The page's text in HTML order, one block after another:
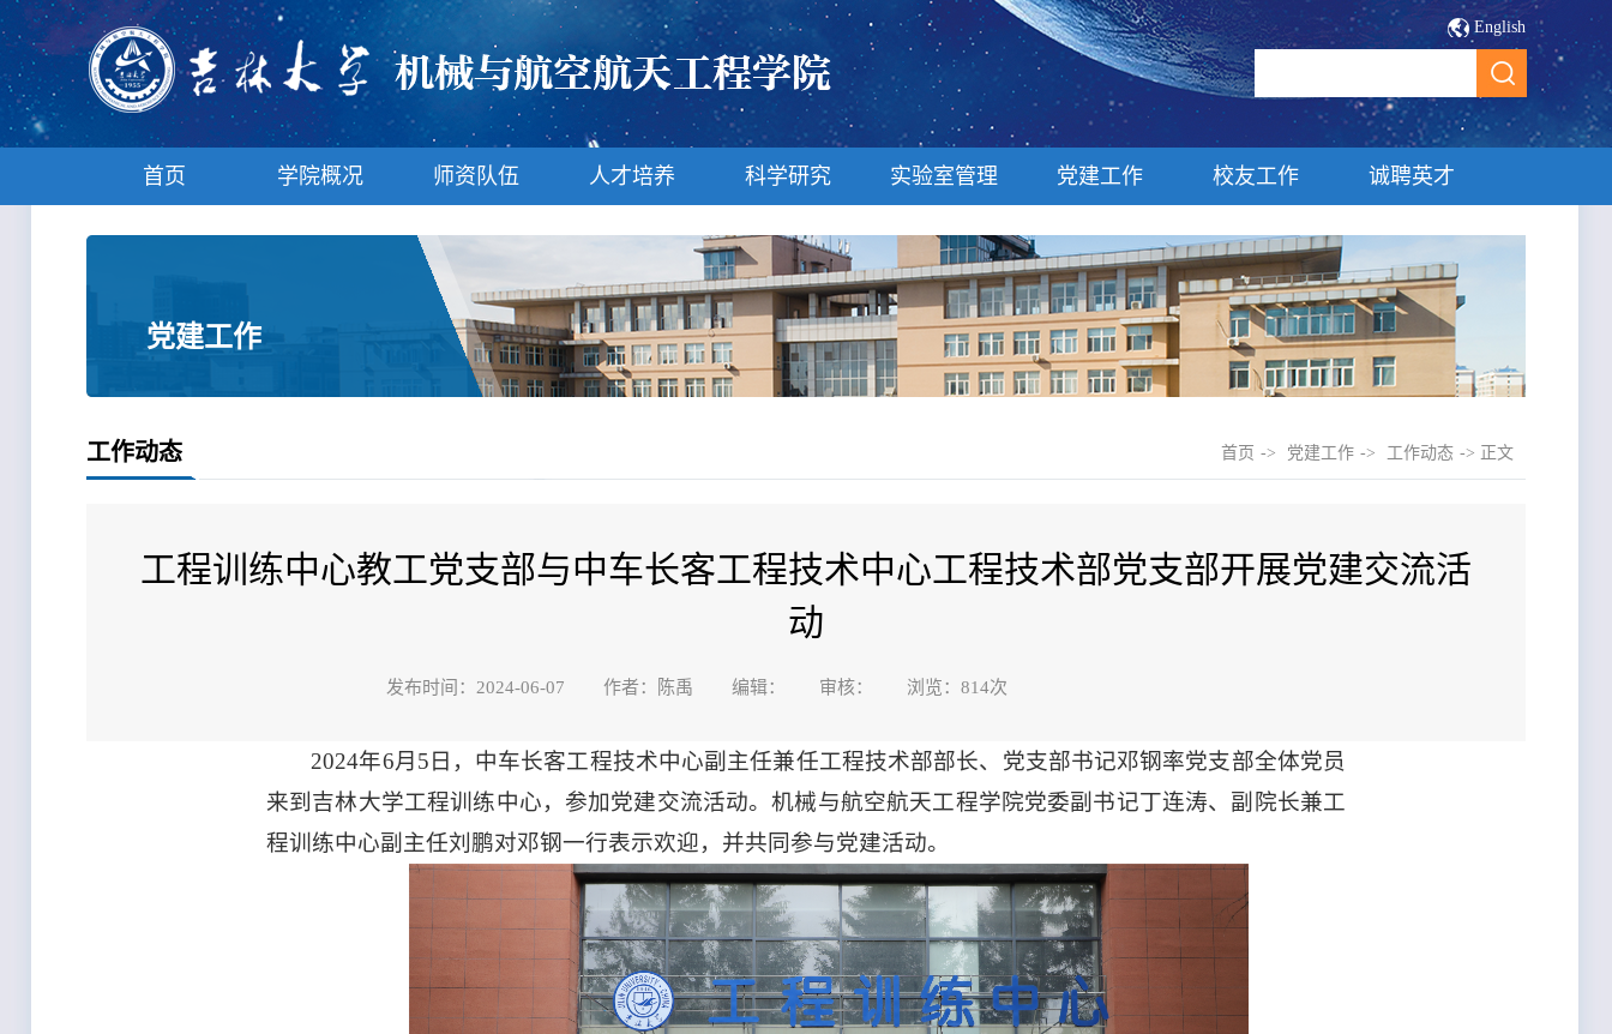
English
首页 学院概况 师资队伍 人才培养 科学研究 实验室管理 党建工作 校友工作 诚聘英才
党建工作
工作动态 首页 -> 党建工作 -> 工作动态 -> 正文
工程训练中心教工党支部与中车长客工程技术中心工程技术部党支部开展党建交流活
动
发布时间：2024-06-07 作者：陈禹 编辑： 审核： 浏览： 814次
2024年6月5日，中车长客工程技术中心副主任兼任工程技术部部长、党支部书记邓钢率党支部全体党员
来到吉林大学工程训练中心，参加党建交流活动。机械与航空航天工程学院党委副书记丁连涛、副院长兼工
程训练中心副主任刘鹏对邓钢一行表示欢迎，并共同参与党建活动。